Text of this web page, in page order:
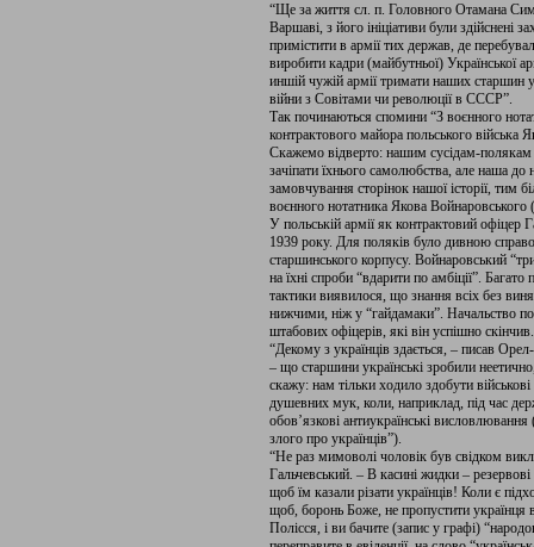
“Ще за життя сл. п. Головного Отамана
Варшаві, з його ініціативи були
примістити в армії тих держав, де
виробити кадри (майбутньої) Української
иншій чужій армії тримати наших старшин
війни з Совітами чи революції в СССР”.
Так починаються спомини “З воєнного
контрактового майора польського війська
Скажемо відверто: нашим сусідам-
зачіпати їхнього самолюбства, але наша
замовчування сторінок нашої історії, тим
воєнного нотатника Якова Войнаровського
У польській армії як контрактовий офіцер
1939 року. Для поляків було дивною
старшинського корпусу. Войнаровський
на їхні спроби “вдарити по амбіції”.
тактики виявилося, що знання всіх без
нижчими, ніж у “гайдамаки”. Начальство
штабових офіцерів, які він успішно
“Декому з українців здається, – писав
– що старшини українські зробили
скажу: нам тільки ходило здобути
душевних мук, коли, наприклад, під час
обов’язкові антиукраїнські
злого про українців”).
“Не раз мимоволі чоловік був свідком
Гальчевський. – В касині жидки –
щоб їм казали різати українців! Коли є
щоб, боронь Боже, не пропустити українця
Полісся, і ви бачите (запис у графі)